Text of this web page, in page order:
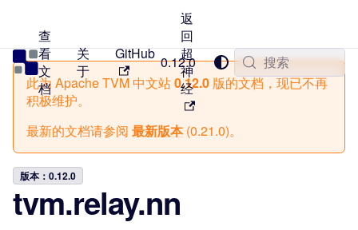
TVM 中文站
查
看
文
档
关
于
GitHub
返
回
超
神
经
0.12.0
搜索
此为 Apache TVM 中文站0.12.0 版的文档，现已不再
积极维护。
最新的文档请参阅 最新版本(0.21.0)。
版本：0.12.0
tvm.relay.nn